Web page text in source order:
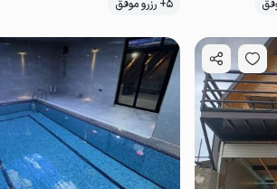
5+ رزرو موفق